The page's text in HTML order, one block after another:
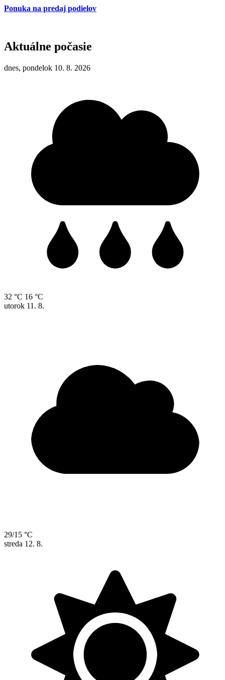
Ponuka na predaj podielov
Aktuálne počasie
dnes, pondelok 10. 8. 2026
32 °C 16 °C
utorok 11. 8.
29/15 °C
streda 12. 8.